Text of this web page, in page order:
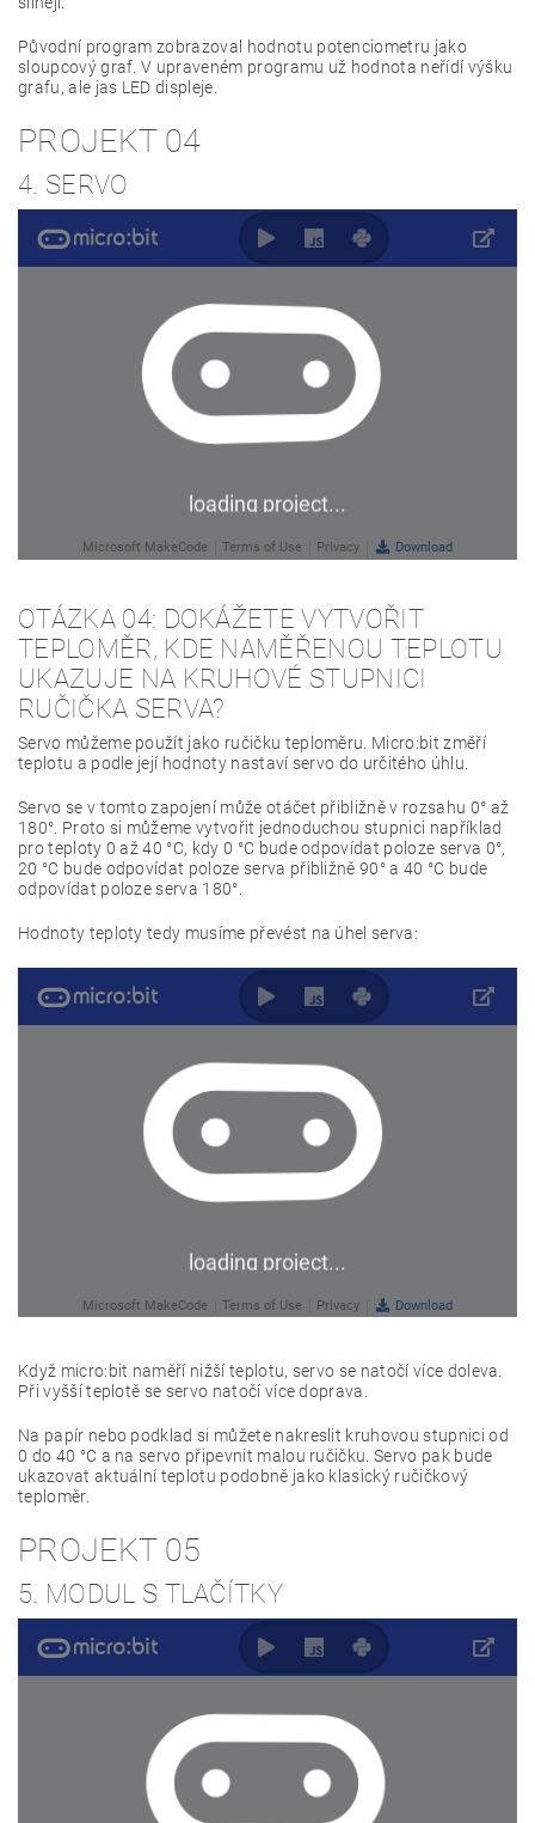
Původní program zobrazoval hodnotu potenciometru jako
sloupcový graf. V upraveném programu už hodnota neřídí výšku
grafu, ale jas LED displeje.
PROJEKT 04
4. SERVO
OTÁZKA 04: DOKÁŽETE VYTVOŘIT
TEPLOMĚR, KDE NAMĚŘENOU TEPLOTU
UKAZUJE NA KRUHOVÉ STUPNICI
RUČIČKA SERVA?
Servo můžeme použít jako ručičku teploměru. Micro:bit změří
teplotu a podle její hodnoty nastaví servo do určitého úhlu.
Servo se v tomto zapojení může otáčet přibližně v rozsahu 0° až
180°. Proto si můžeme vytvořit jednoduchou stupnici například
pro teploty 0 až 40 °C, kdy 0 °C bude odpovídat poloze serva 0°,
20 °C bude odpovídat poloze serva přibližně 90° a 40 °C bude
odpovídat poloze serva 180°.
Hodnoty teploty tedy musíme převést na úhel serva:
Když micro:bit naměří nižší teplotu, servo se natočí více doleva.
Při vyšší teplotě se servo natočí více doprava.
Na papír nebo podklad si můžete nakreslit kruhovou stupnici od
0 do 40 °C a na servo připevnit malou ručičku. Servo pak bude
ukazovat aktuální teplotu podobně jako klasický ručičkový
teploměr.
PROJEKT 05
5. MODUL S TLAČÍTKY